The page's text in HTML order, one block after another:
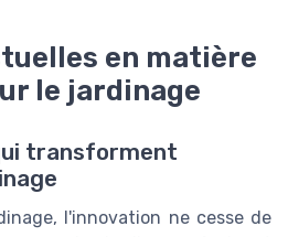
en matière
le jardinage
transforment
l'innovation ne cesse de